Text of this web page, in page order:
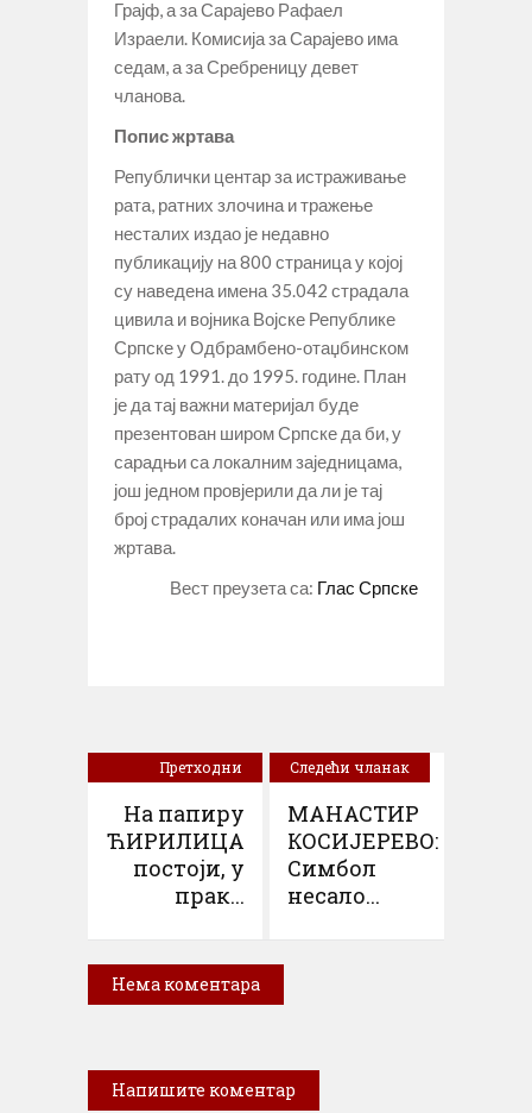
Грајф, а за Сарајево Рафаел
Израели. Комисија за Сарајево има
седам, а за Сребреницу девет
чланова.
Попис жртава
Републички центар за истраживање
рата, ратних злочина и тражење
несталих издао је недавно
публикацију на 800 страница у којој
су наведена имена 35.042 страдала
цивила и војника Војске Републике
Српске у Одбрамбено-отаџбинском
рату од 1991. до 1995. године. План
је да тај важни материјал буде
презентован широм Српске да би, у
сарадњи са локалним заједницама,
још једном провјерили да ли је тај
број страдалих коначан или има још
жртава.
Вест преузета са: Глас Српске
Претходни
На папиру
ЋИРИЛИЦА
постоји, у
прак...
Следећи чланак
МАНАСТИР
КОСИЈЕРЕВО:
Симбол
несало...
Нема коментара
Напишите коментар